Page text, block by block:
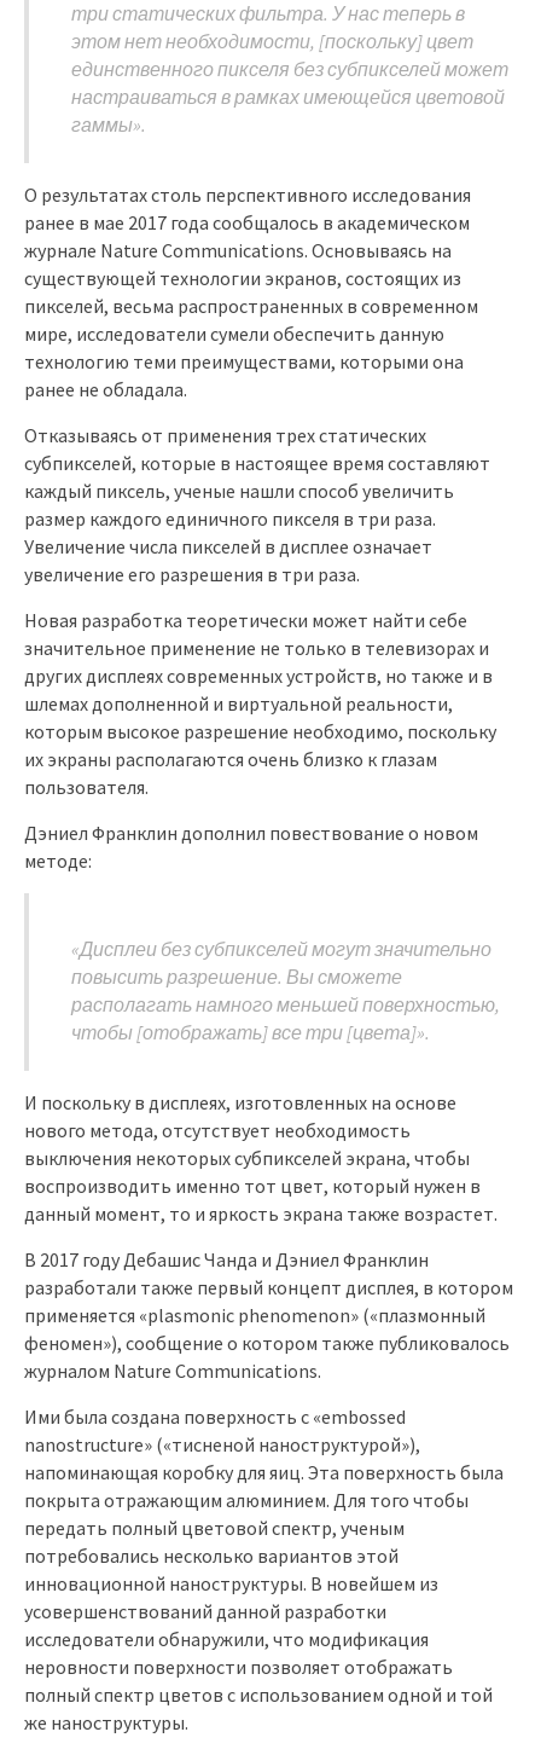
три статических фильтра. У нас теперь в
этом нет необходимости, [поскольку] цвет
единственного пикселя без субпикселей может
настраиваться в рамках имеющейся цветовой
гаммы».
О результатах столь перспективного исследования
ранее в мае 2017 года сообщалось в академическом
журнале Nature Communications. Основываясь на
существующей технологии экранов, состоящих из
пикселей, весьма распространенных в современном
мире, исследователи сумели обеспечить данную
технологию теми преимуществами, которыми она
ранее не обладала.
Отказываясь от применения трех статических
субпикселей, которые в настоящее время составляют
каждый пиксель, ученые нашли способ увеличить
размер каждого единичного пикселя в три раза.
Увеличение числа пикселей в дисплее означает
увеличение его разрешения в три раза.
Новая разработка теоретически может найти себе
значительное применение не только в телевизорах и
других дисплеях современных устройств, но также и в
шлемах дополненной и виртуальной реальности,
которым высокое разрешение необходимо, поскольку
их экраны располагаются очень близко к глазам
пользователя.
Дэниел Франклин дополнил повествование о новом
методе:
«Дисплеи без субпикселей могут значительно
повысить разрешение. Вы сможете
располагать намного меньшей поверхностью,
чтобы [отображать] все три [цвета]».
И поскольку в дисплеях, изготовленных на основе
нового метода, отсутствует необходимость
выключения некоторых субпикселей экрана, чтобы
воспроизводить именно тот цвет, который нужен в
данный момент, то и яркость экрана также возрастет.
В 2017 году Дебашис Чанда и Дэниел Франклин
разработали также первый концепт дисплея, в котором
применяется «plasmonic phenomenon» («плазмонный
феномен»), сообщение о котором также публиковалось
журналом Nature Communications.
Ими была создана поверхность с «embossed
nanostructure» («тисненой наноструктурой»),
напоминающая коробку для яиц. Эта поверхность была
покрыта отражающим алюминием. Для того чтобы
передать полный цветовой спектр, ученым
потребовались несколько вариантов этой
инновационной наноструктуры. В новейшем из
усовершенствований данной разработки
исследователи обнаружили, что модификация
неровности поверхности позволяет отображать
полный спектр цветов с использованием одной и той
же наноструктуры.